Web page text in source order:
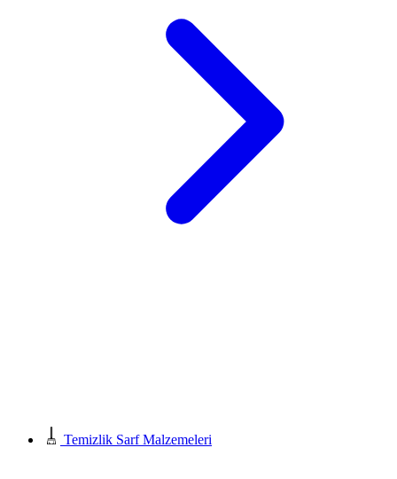
Temizlik Sarf Malzemeleri